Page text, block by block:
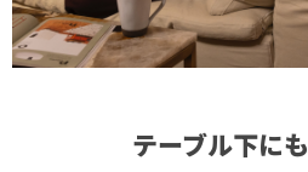
テーブル下にも